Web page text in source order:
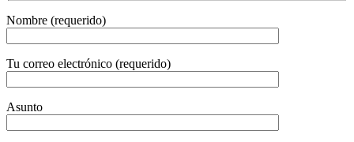
Nombre (requerido)
Tu correo electrónico (requerido)
Asunto